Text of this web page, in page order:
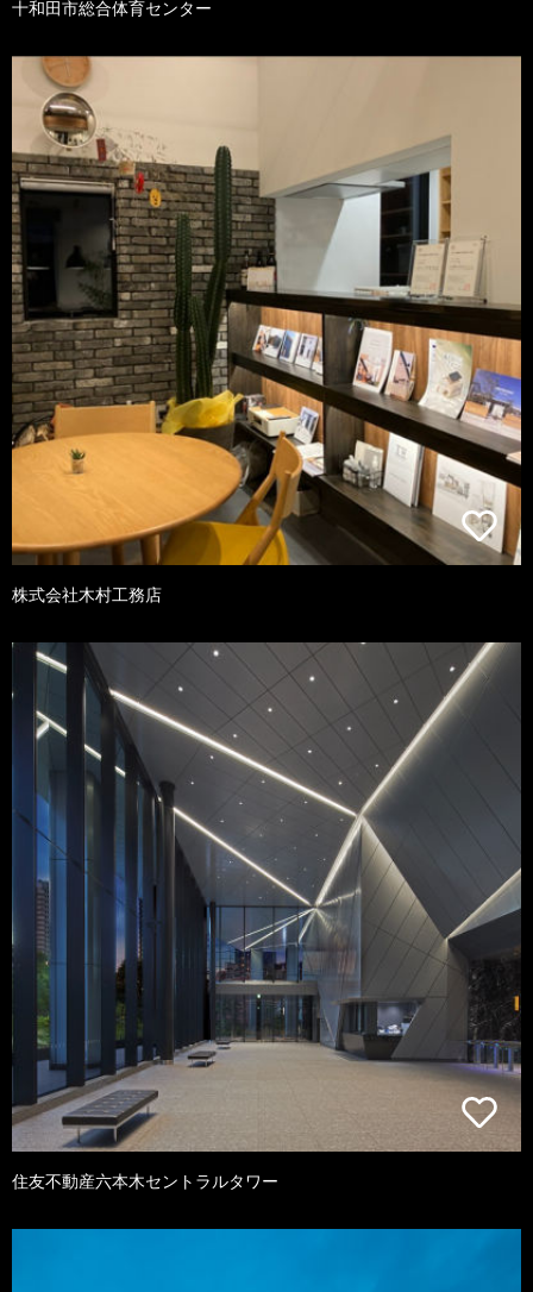
十和田市総合体育センター
株式会社木村工務店
住友不動産六本木セントラルタワー